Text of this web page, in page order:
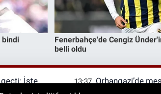
geçti: İşte
13:37 Orhangazi’de